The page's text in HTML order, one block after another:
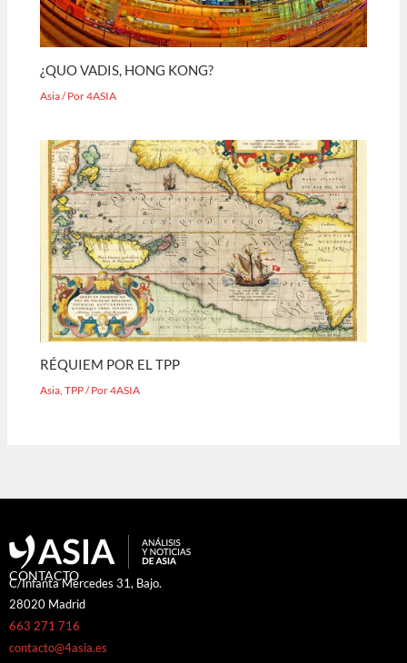
¿QUO VADIS, HONG KONG?
Asia/ Por4ASIA
RÉQUIEM POR EL TPP
Asia,TPP/ Por4ASIA
CONTACTO
C/Infanta Mercedes 31, Bajo.
28020 Madrid
663 271 716
contacto@4asia.es